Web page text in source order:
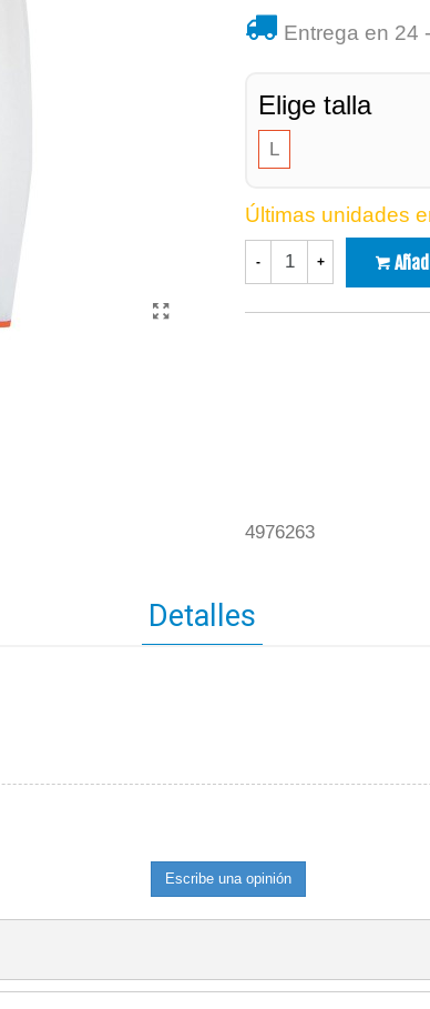
Entrega en 24
Elige talla
L
Últimas unidades
- +
4976263
Detalles
Escribe una opinión